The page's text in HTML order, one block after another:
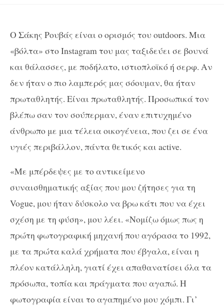
O Σάκης Ρουβάς είναι ο ορισμός του outdoors. Μια
«βόλτα» στοInstagram του μας ταξιδεύει σε βουνά
και θάλασσες, με ποδήλατο, ιστιοπλοϊκό ή σερφ. Αν
δεν ήταν ο πιο λαμπερός μας σόουμαν, θα ήταν
πρωταθλητής. Είναι πρωταθλητής. Προσωπικά τον
βλέπω σαν τον σούπερμαν, έναν επιτυχημένο
άνθρωπο με μια τέλεια οικογένεια, που ζει σε ένα
υγιές περιβάλλον, πάντα θετικός και active.
«Με μπέρδεψες με το αντικείμενο
συναισθηματικής αξίας που μου ζήτησες για τη
Vogue, μου ήταν δύσκολο να βρω κάτι που να έχει
σχέση με τη φύση», μου λέει. «Νομίζω όμως πως η
πρώτη φωτογραφική μηχανή που αγόρασα το 1992,
με τα πρώτα καλά χρήματα που έβγαλα, είναι η
πλέον κατάλληλη, γιατί έχει απαθανατίσει όλα τα
πρόσωπα, τοπία και πράγματα που αγαπώ. Η
φωτογραφία είναι το αγαπημένο μου χόμπι. Γι’